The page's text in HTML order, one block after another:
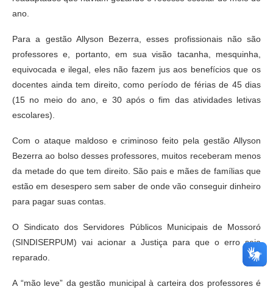
ano.
Para a gestão Allyson Bezerra, esses profissionais não são
professores e, portanto, em sua visão tacanha, mesquinha,
equivocada e ilegal, eles não fazem jus aos benefícios que os
docentes ainda tem direito, como período de férias de 45 dias
(15 no meio do ano, e 30 após o fim das atividades letivas
escolares).
Com o ataque maldoso e criminoso feito pela gestão Allyson
Bezerra ao bolso desses professores, muitos receberam menos
da metade do que tem direito. São pais e mães de famílias que
estão em desespero sem saber de onde vão conseguir dinheiro
para pagar suas contas.
O Sindicato dos Servidores Públicos Municipais de Mossoró
(SINDISERPUM) vai acionar a Justiça para que o erro seja
reparado.
A “mão leve” da gestão municipal à carteira dos professores é